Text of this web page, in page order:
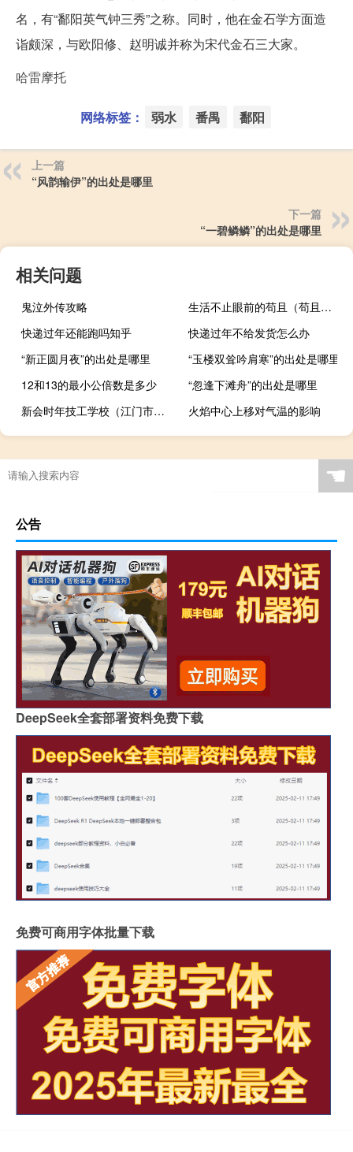
名，有“鄱阳英气钟三秀”之称。同时，他在金石学方面造
诣颇深，与欧阳修、赵明诚并称为宋代金石三大家。
哈雷摩托
网络标签： 弱水 番禺 鄱阳
上一篇
“风韵输伊”的出处是哪里
下一篇
“一碧鳞鳞”的出处是哪里
相关问题
鬼泣外传攻略
生活不止眼前的苟且（苟且之事）
快递过年还能跑吗知乎
快递过年不给发货怎么办
“新正圆月夜”的出处是哪里
“玉楼双耸吟肩寒”的出处是哪里
12和13的最小公倍数是多少
“忽逢下滩舟”的出处是哪里
新会时年技工学校（江门市新会技工学校简介）
火焰中心上移对气温的影响
☚
公告
DeepSeek全套部署资料免费下载
免费可商用字体批量下载